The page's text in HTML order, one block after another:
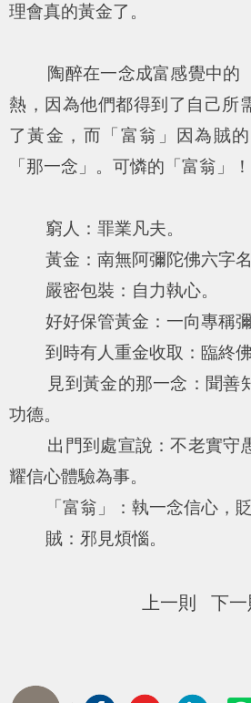
理會真的黃金了。
陶醉在一念成富感覺中的
熱，因為他們都得到了自己
了黃金，而「富翁」因為賊
「那一念」。可憐的「富翁」！
窮人：罪業凡夫。
黃金：南無阿彌陀佛六字名
嚴密包裝：自力執心。
好好保管黃金：一向專稱彌
到時有人重金收取：臨終佛
見到黃金的那一念：聞善
功德。
出門到處宣說：不老實守
耀信心體驗為事。
「富翁」：執一念信心，貶
賊：邪見煩惱。
上一則 下一